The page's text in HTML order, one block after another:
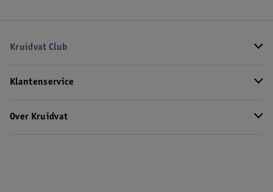
Kruidvat Club
Klantenservice
Over Kruidvat